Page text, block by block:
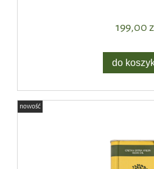
199,00
do
nowość